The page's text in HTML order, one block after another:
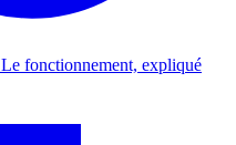
Le fonctionnement, expliqué